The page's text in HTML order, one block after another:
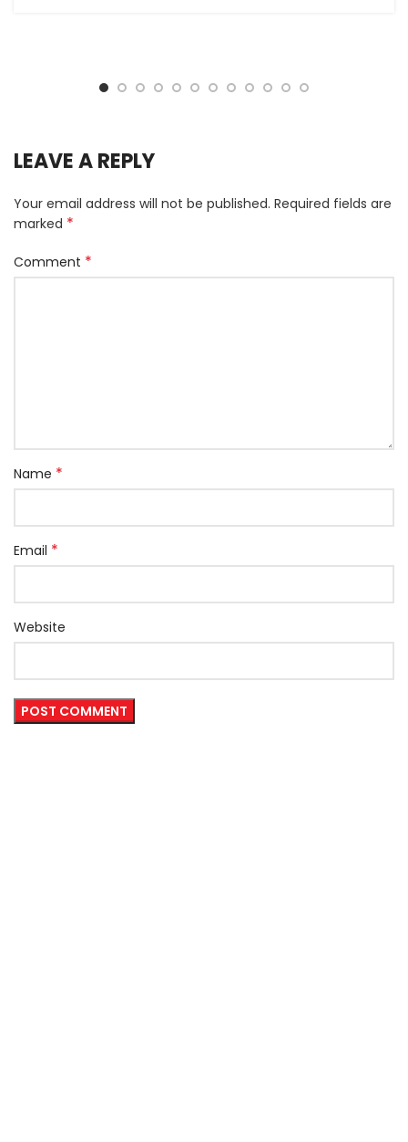
LEAVE A REPLY
Your email address will not be published. Required fields are
marked *
Comment *
Name *
Email *
Website